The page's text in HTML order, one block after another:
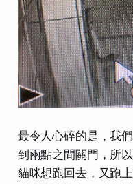
最令人心碎的是，我
到兩點之間關門，所
貓咪想跑回去，又跑